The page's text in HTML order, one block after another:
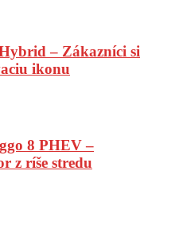
– Zákazníci si
ikonu
8 PHEV –
z ríše stredu